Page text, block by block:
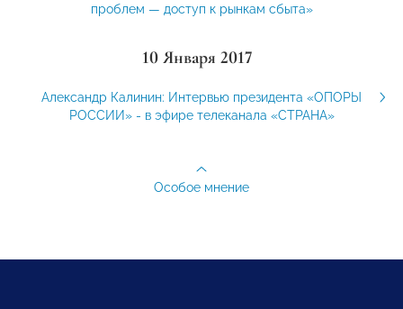
проблем — доступ к рынкам сбыта»
10 Января 2017
Александр Калинин: Интервью президента «ОПОРЫ
РОССИИ» - в эфире телеканала «СТРАНА»
Особое мнение